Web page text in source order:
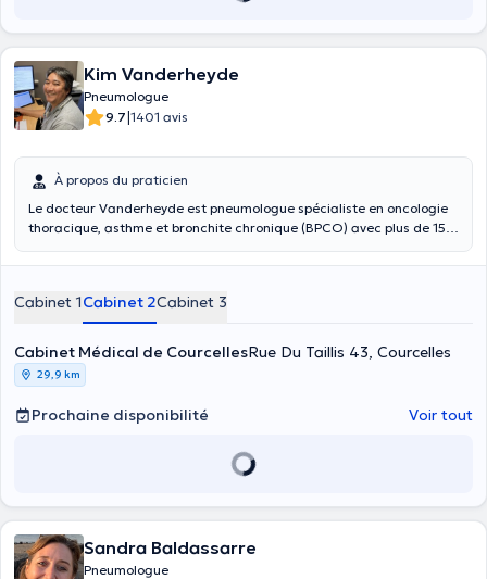
Kim Vanderheyde
Pneumologue
9.7|1401 avis
À propos du praticien
Le docteur Vanderheyde est pneumologue spécialiste en oncologie
thoracique, asthme et bronchite chronique (BPCO) avec plus de 15
conférences et il ne cesse d’actualiser ses compétences afin de
associations, dont l’ESMO, l’ERS et l’ATS, il a décroché son diplôme
de spécialité en pneumologie en 2009 à l’Université Catholique de
Louvain à Woluwe. Il pratique ses consultations en français ou en
anglais à Jumet, à Saint-Vaast, à Feluy, à Marcinelle et à Thiméon.
Il peut vous prendre pour un suivi d’asthme, pour une
un suivi oncologique ou un suivi BPCO/bronchite chronique. Il aide
Cabinet 1Cabinet 2Cabinet 3
Cabinet Médical de CourcellesRue Du Taillis 43, Courcelles
29,9 km
Prochaine disponibilité Voir tout
Sandra Baldassarre
Pneumologue